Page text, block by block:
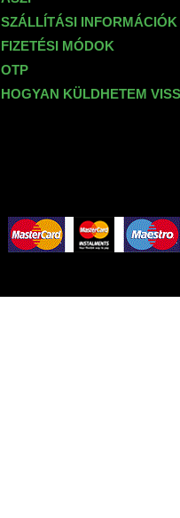
SZÁLLÍTÁSI INFORMÁCIÓK
FIZETÉSI MÓDOK
OTP
HOGYAN KÜLDHETEM